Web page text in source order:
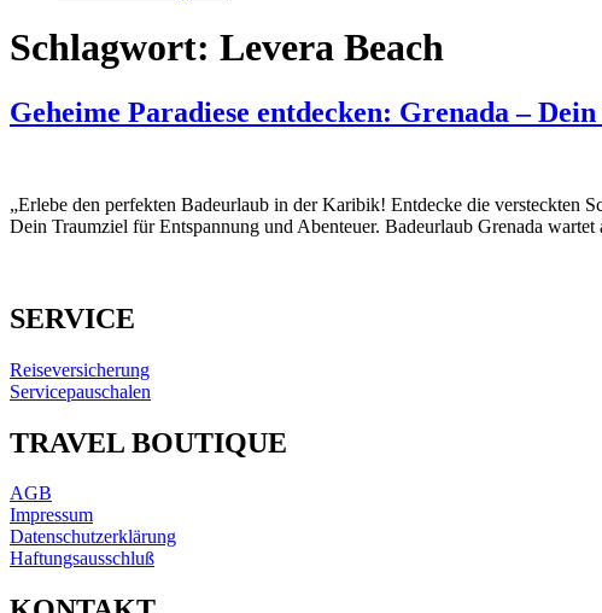
Schlagwort: Levera Beach
Geheime Paradiese entdecken: Grenada –
„Erlebe den perfekten Badeurlaub in der Karibik! Entdecke die versteckten
Dein Traumziel für Entspannung und Abenteuer. Badeurlaub Grenada wartet
SERVICE
Reiseversicherung
Servicepauschalen
TRAVEL BOUTIQUE
AGB
Impressum
Datenschutzerklärung
Haftungsausschluß